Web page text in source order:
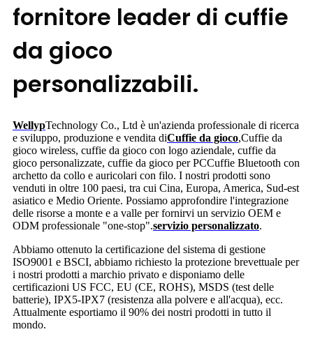
fornitore leader di cuffie
da gioco
personalizzabili.
WellypTechnology Co., Ltd è un'azienda professionale di ricerca
e sviluppo, produzione e vendita diCuffie da gioco,Cuffie da
gioco wireless, cuffie da gioco con logo aziendale, cuffie da
gioco personalizzate, cuffie da gioco per PCCuffie Bluetooth con
archetto da collo e auricolari con filo. I nostri prodotti sono
venduti in oltre 100 paesi, tra cui Cina, Europa, America, Sud-est
asiatico e Medio Oriente. Possiamo approfondire l'integrazione
delle risorse a monte e a valle per fornirvi un servizio OEM e
ODM professionale "one-stop".servizio personalizzato.
Abbiamo ottenuto la certificazione del sistema di gestione
ISO9001 e BSCI, abbiamo richiesto la protezione brevettuale per
i nostri prodotti a marchio privato e disponiamo delle
certificazioni US FCC, EU (CE, ROHS), MSDS (test delle
batterie), IPX5-IPX7 (resistenza alla polvere e all'acqua), ecc.
Attualmente esportiamo il 90% dei nostri prodotti in tutto il
mondo.